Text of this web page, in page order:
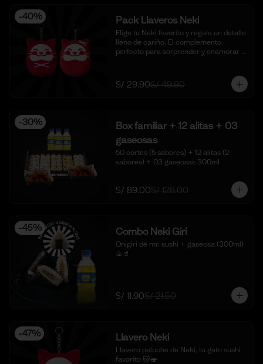
-40% Pack Llaveros Neki
Elige tu Neki favorito y regala un detalle
lleno de cariño. El complemento
perfecto para sorprender y enamorar
S/ 29.90S/ 49.90
-30%
Box familiar + 12 alitas + 03
gaseosas
50 cortes (5 sabores) + 12 alitas (2
sabores) + 03 gaseosas 300ml
S/ 89.00S/ 128.00
-45% Combo Neki Giri
Onigiri de mr. sushi + gaseosa (300ml)
🍙🥤
S/ 11.90S/ 21.50
-47% Llavero Neki
Llavero peluche de Neki, tu gato sushi
favorito 🐱🍣